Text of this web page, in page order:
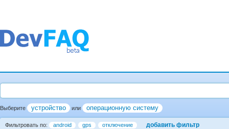
Выберите устройство или операционную систему
Фильтровать по: android gps отключение добавить фильтр